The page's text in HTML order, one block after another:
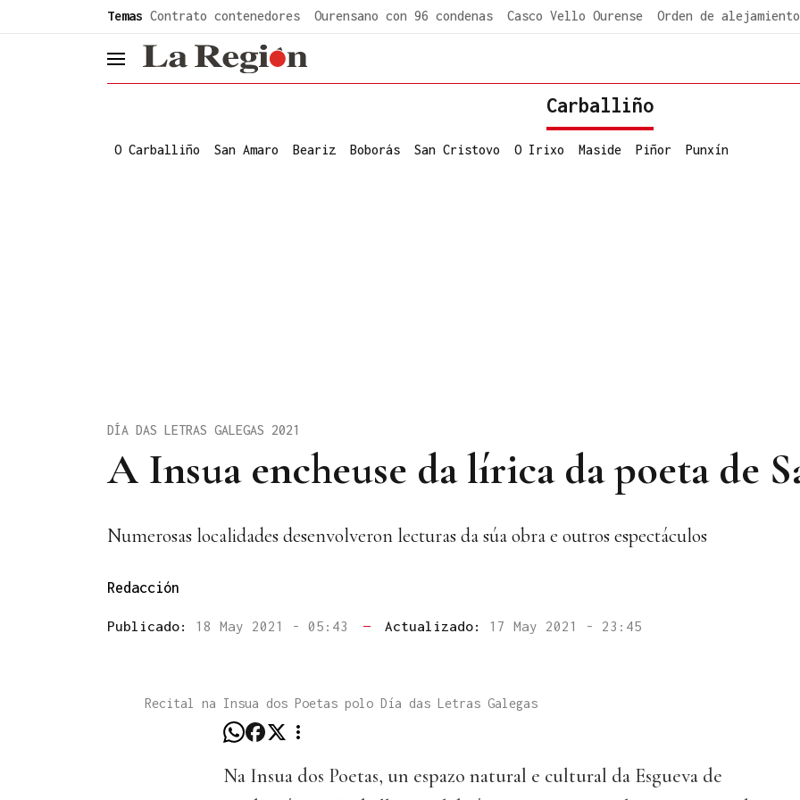
Temas Contrato contenedores Ourensano con 96 condenas Casco Vello Ourense Orden de
header.menu.open
Carballiño
O Carballiño San Amaro Beariz Boborás San Cristovo O Irixo Maside Piñor Punxín
A Insua encheuse da lírica da poeta de
DÍA DAS LETRAS GALEGAS 2021
Numerosas localidades desenvolveron lecturas da súa obra e outros espectáculos
Redacción
Publicado: 18 May 2021 - 05:43 — Actualizado: 17 May 2021 - 23:45
Recital na Insua dos Poetas polo Día das Letras Galegas
Na Insua dos Poetas, un espazo natural e cultural da Esgueva de